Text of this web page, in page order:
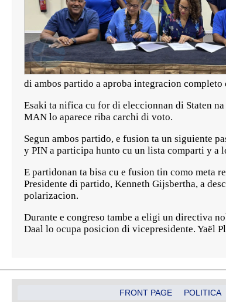
di ambos partido a aproba integracion
Esaki ta nifica cu for di eleccionnan di Staten
MAN lo aparece riba carchi di voto.
Segun ambos partido, e fusion ta un siguiente
y PIN a participa hunto cu un lista comparti y a
E partidonan ta bisa cu e fusion tin como meta
Presidente di partido, Kenneth Gijsbertha, a
polarizacion.
Durante e congreso tambe a eligi un directiva
Daal lo ocupa posicion di vicepresidente. Yaël
FRONT PAGE POLITICA